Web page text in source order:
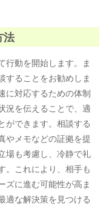
法
行動を開始します。ま
することをお勧めしま
に対応するための体制
況を伝えることで、適
ができます。相談する
やメモなどの証拠を提
場も考慮し、冷静で礼
。これにより、相手も
ズに進む可能性が高ま
適な解決策を見つける